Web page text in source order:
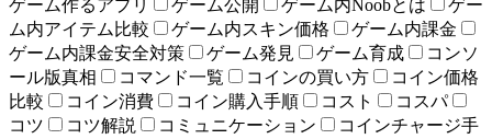
ゲーム作るアプリ
ゲーム公開 ゲーム内Noobとは
ゲー
ム内アイテム比較
ゲーム内スキン価格
ゲーム内課金
ゲーム内課金安全対策
ゲーム発見 ゲーム育成
コンソ
ール版真相
コマンド一覧 コインの買い方
コイン価格
比較
コイン消費 コイン購入手順 コスト
コスパ
コツ
コツ解説 コミュニケーション コインチャージ手